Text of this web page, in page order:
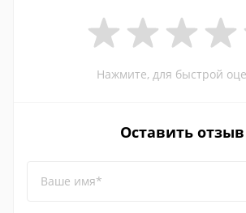
Нажмите, для быстрой
Оставить отзыв
Ваше имя*